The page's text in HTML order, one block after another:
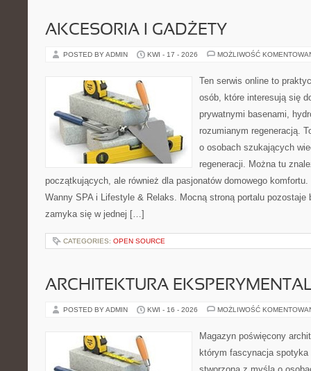
AKCESORIA I GADŻETY
POSTED BY ADMIN KWI - 17 - 2026 MOŻLIWOŚĆ
Ten serwis online to
osób, które interesują się
prywatnymi basenami,
rozumianym regeneracją.
o osobach szukających
regeneracji. Można tu
początkujących, ale również dla pasjonatów domowego
Wanny SPA i Lifestyle & Relaks. Mocną stroną portalu pozostaje
zamyka się w jednej […]
CATEGORIES: OPEN SOURCE
ARCHITEKTURA
POSTED BY ADMIN KWI - 16 - 2026 MOŻLIWOŚĆ
Magazyn poświęcony
którym fascynacja spotyka